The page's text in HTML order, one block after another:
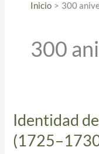
Inicio 300
300
Identidad
Identidad
del
Tercer